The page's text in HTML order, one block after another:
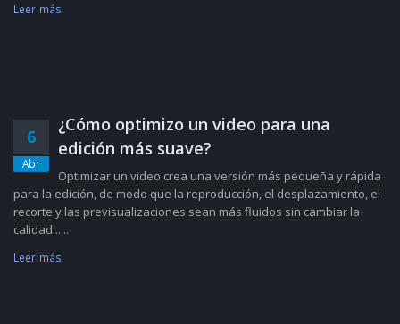
Leer más
6
Abr
¿Cómo optimizo un video para una
edición más suave?
Optimizar un video crea una versión más pequeña y rápida
para la edición, de modo que la reproducción, el desplazamiento, el
recorte y las previsualizaciones sean más fluidos sin cambiar la
calidad......
Leer más